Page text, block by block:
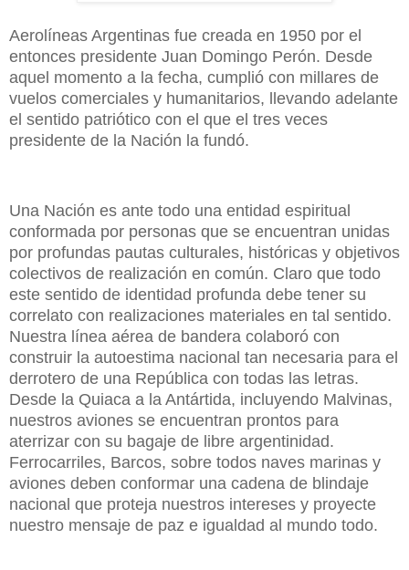
Aerolíneas Argentinas fue creada en 1950 por el
entonces presidente Juan Domingo Perón. Desde
aquel momento a la fecha, cumplió con millares de
vuelos comerciales y humanitarios, llevando adelante
el sentido patriótico con el que el tres veces
presidente de la Nación la fundó.
Una Nación es ante todo una entidad espiritual
conformada por personas que se encuentran unidas
por profundas pautas culturales, históricas y objetivos
colectivos de realización en común. Claro que todo
este sentido de identidad profunda debe tener su
correlato con realizaciones materiales en tal sentido.
Nuestra línea aérea de bandera colaboró con
construir la autoestima nacional tan necesaria para el
derrotero de una República con todas las letras.
Desde la Quiaca a la Antártida, incluyendo Malvinas,
nuestros aviones se encuentran prontos para
aterrizar con su bagaje de libre argentinidad.
Ferrocarriles, Barcos, sobre todos naves marinas y
aviones deben conformar una cadena de blindaje
nacional que proteja nuestros intereses y proyecte
nuestro mensaje de paz e igualdad al mundo todo.